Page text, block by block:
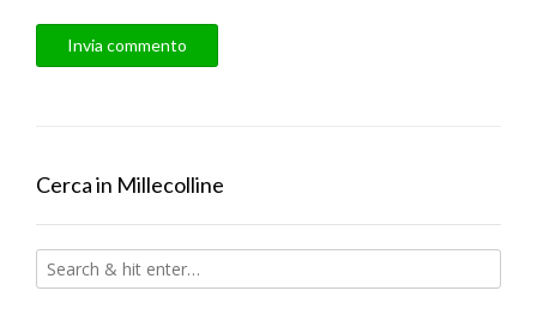
Cerca in Millecolline